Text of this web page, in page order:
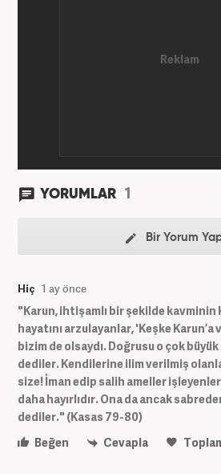
YORUMLAR 1
Bir Yorum
Hiç 1 ay önce
"Karun, ihtişamlı bir şekilde kavminin
hayatını arzulayanlar, 'Keşke
bizim de olsaydı. Doğrusu o çok
dediler. Kendilerine ilim verilmiş
size! İman edip salih ameller
daha hayırlıdır. Ona da ancak
dediler." (Kasas 79-80)
Beğen
Cevapla